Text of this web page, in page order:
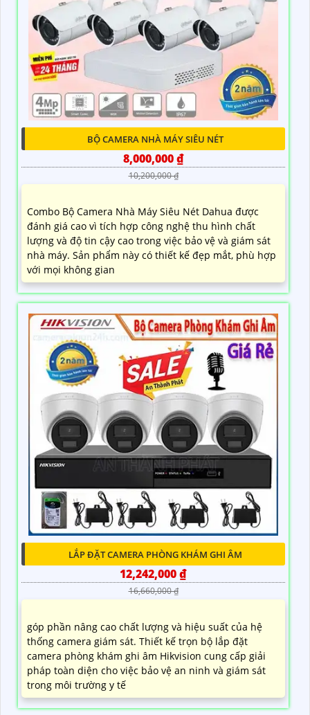
BỘ CAMERA NHÀ MÁY SIÊU NÉT
8,000,000 ₫
10,200,000 ₫
Combo Bộ Camera Nhà Máy Siêu Nét Dahua được
đánh giá cao vì tích hợp công nghệ thu hình chất
lượng và độ tin cậy cao trong việc bảo vệ và giám sát
nhà máy. Sản phẩm này có thiết kế đẹp mắt, phù hợp
với mọi không gian
LẮP ĐẶT CAMERA PHÒNG KHÁM GHI ÂM
12,242,000 ₫
16,660,000 ₫
góp phần nâng cao chất lượng và hiệu suất của hệ
thống camera giám sát. Thiết kế trọn bộ lắp đặt
camera phòng khám ghi âm Hikvision cung cấp giải
pháp toàn diện cho việc bảo vệ an ninh và giám sát
trong môi trường y tế